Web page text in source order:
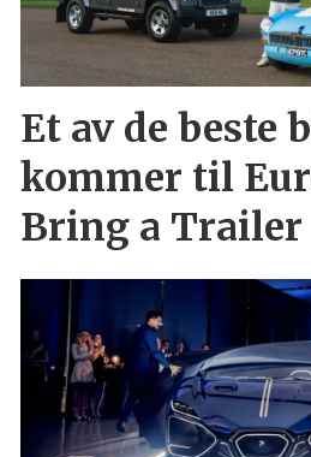
Et av de beste
kommer til
Bring a Trailer